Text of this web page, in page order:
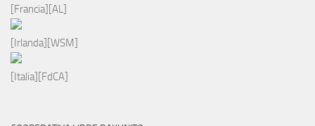
[Francia][AL]
[Irlanda][WSM]
[Italia][FdCA]